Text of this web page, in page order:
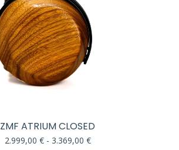
ZMF ATRIUM CLOSED
2.999,00 € - 3.369,00 €Rango